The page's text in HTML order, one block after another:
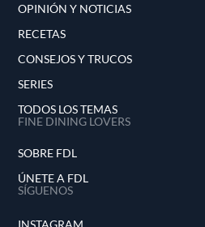
OPINIÓN Y NOTICIAS
RECETAS
CONSEJOS Y TRUCOS
SERIES
TODOS LOS TEMAS
FINE DINING LOVERS
SOBRE FDL
ÚNETE A FDL
SÍGUENOS
INSTAGRAM